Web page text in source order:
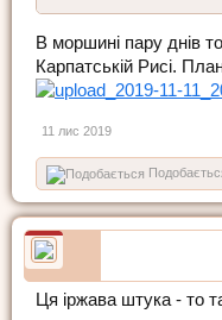
В моршині пару днів
Карпатській Рисі.
11 лис 2019
Ця іржава штука - то